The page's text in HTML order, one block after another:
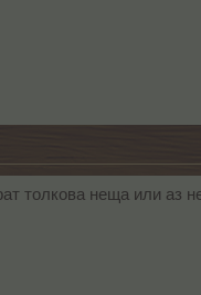
толкова неща или аз